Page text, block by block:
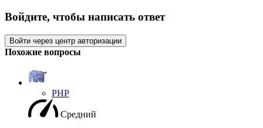
Войдите, чтобы написать ответ
Войти через центр авторизации
Похожие вопросы
PHP
Средний